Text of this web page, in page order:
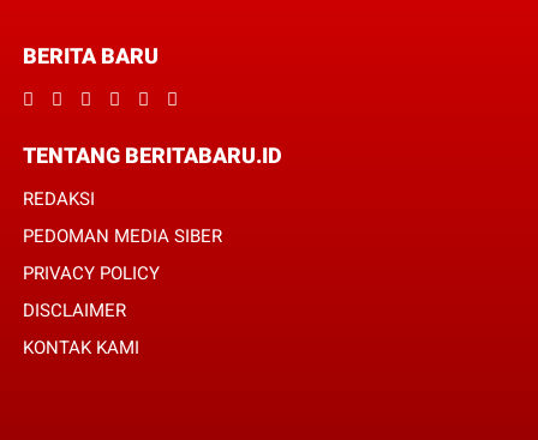
BERITA BARU
TENTANG BERITABARU.ID
REDAKSI
PEDOMAN MEDIA SIBER
PRIVACY POLICY
DISCLAIMER
KONTAK KAMI